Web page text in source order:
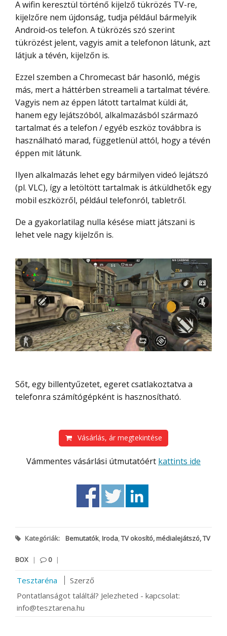
A wifin keresztül történő kijelző tükrözés TV-re,
kijelzőre nem újdonság, tudja például bármelyik
Android-os telefon. A tükrözés szó szerint
tükrözést jelent, vagyis amit a telefonon látunk, azt
látjuk a tévén, kijelzőn is.
Ezzel szemben a Chromecast bár hasonló, mégis
más, mert a háttérben streameli a tartalmat tévére.
Vagyis nem az éppen látott tartalmat küldi át,
hanem egy lejátszóból, alkalmazásból származó
tartalmat és a telefon / egyéb eszköz továbbra is
használható marad, függetlenül attól, hogy a tévén
éppen mit látunk.
Ilyen alkalmazás lehet egy bármilyen videó lejátszó
(pl. VLC), így a letöltött tartalmak is átküldhetők egy
mobil eszközről, például telefonról, tabletről.
De a gyakorlatilag nulla késése miatt játszani is
lehet vele nagy kijelzőn is.
Sőt, egy billentyűzetet, egeret csatlakoztatva a
telefonra számítógépként is hasznosítható.
Vásárlás, ár megtekintése
Vámmentes vásárlási útmutatóért kattints ide
Kategóriák: Bemutatók,Iroda,TV okosító, médialejátszó, TV
BOX | 0 |
Tesztaréna
Szerző
Pontatlanságot találtál? Jelezheted - kapcsolat:
info@tesztarena.hu